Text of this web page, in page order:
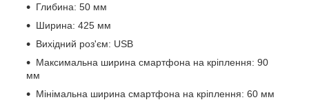
Глибина: 50 мм
Ширина: 425 мм
Вихідний роз'єм: USB
Максимальна ширина смартфона на кріплення: 90
мм
Мінімальна ширина смартфона на кріплення: 60 мм